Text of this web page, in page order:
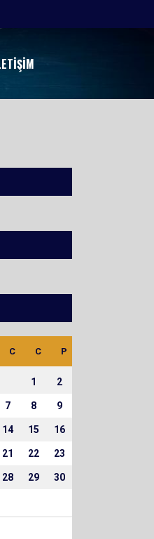
C C P
1 2
7 8 9
14 15 16
21 22 23
28 29 30